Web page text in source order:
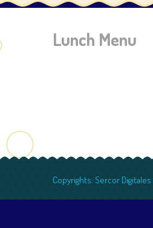
Lunch Menu
Copyrights: Sercor